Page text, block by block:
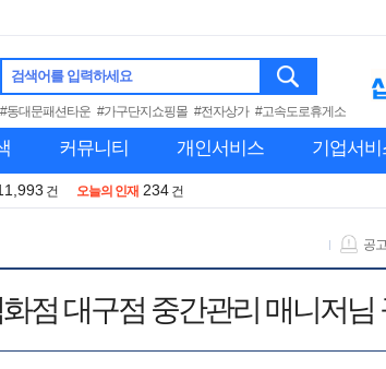
검색어를 입력하세요
#동대문패션타운 #가구단지쇼핑몰 #전자상가 #고속도로휴게소
커뮤니티 개인서비스 기업서비
건 오늘의 인재 234 건
공
화점 대구점 중간관리 매니저님